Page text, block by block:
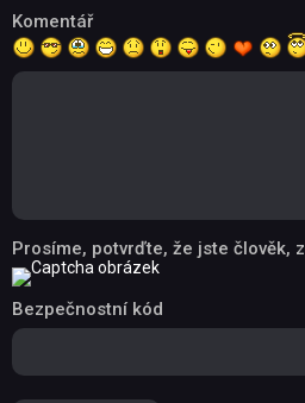
Komentář
Prosíme, potvrďte, že jste člověk,
Bezpečnostní kód